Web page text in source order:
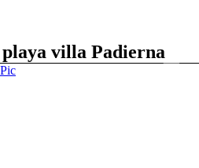
villa Padierna